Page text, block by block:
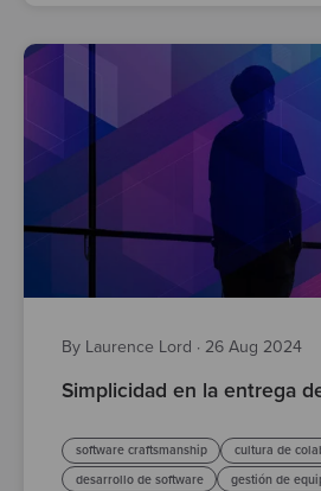
By Laurence Lord · 26 Aug 2024
Simplicidad en la entrega
software craftsmanship
cultura de
desarrollo de software
gestión de